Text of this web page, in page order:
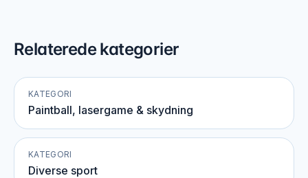
Relaterede kategorier
KATEGORI
Paintball, lasergame & skydning
KATEGORI
Diverse sport